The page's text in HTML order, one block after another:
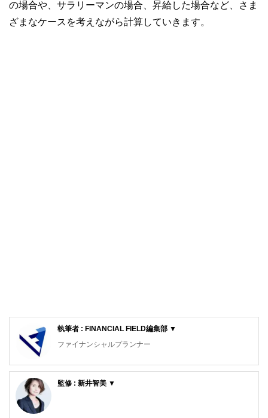
の場合や、サラリーマンの場合、昇給した場合など、さま
ざまなケースを考えながら計算していきます。
執筆者 : FINANCIAL FIELD編集部 ▼
ファイナンシャルプランナー
FinancialField編集部は、金融、経済に関する記事を、日々
知識がない方でも理解できるようわかりやすく発信していま
監修 : 新井智美 ▼